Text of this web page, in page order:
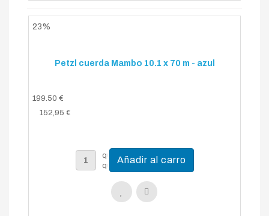
23%
Petzl cuerda Mambo 10.1 x 70 m - azul
199.50 €
152,95 €